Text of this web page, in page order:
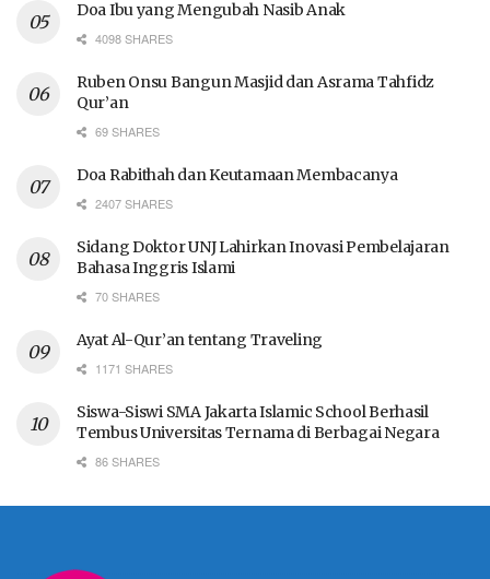
Doa Ibu yang Mengubah Nasib Anak
4098 SHARES
Ruben Onsu Bangun Masjid dan Asrama Tahfidz
Qur’an
69 SHARES
Doa Rabithah dan Keutamaan Membacanya
2407 SHARES
Sidang Doktor UNJ Lahirkan Inovasi Pembelajaran
Bahasa Inggris Islami
70 SHARES
Ayat Al-Qur’an tentang Traveling
1171 SHARES
Siswa-Siswi SMA Jakarta Islamic School Berhasil
Tembus Universitas Ternama di Berbagai Negara
86 SHARES